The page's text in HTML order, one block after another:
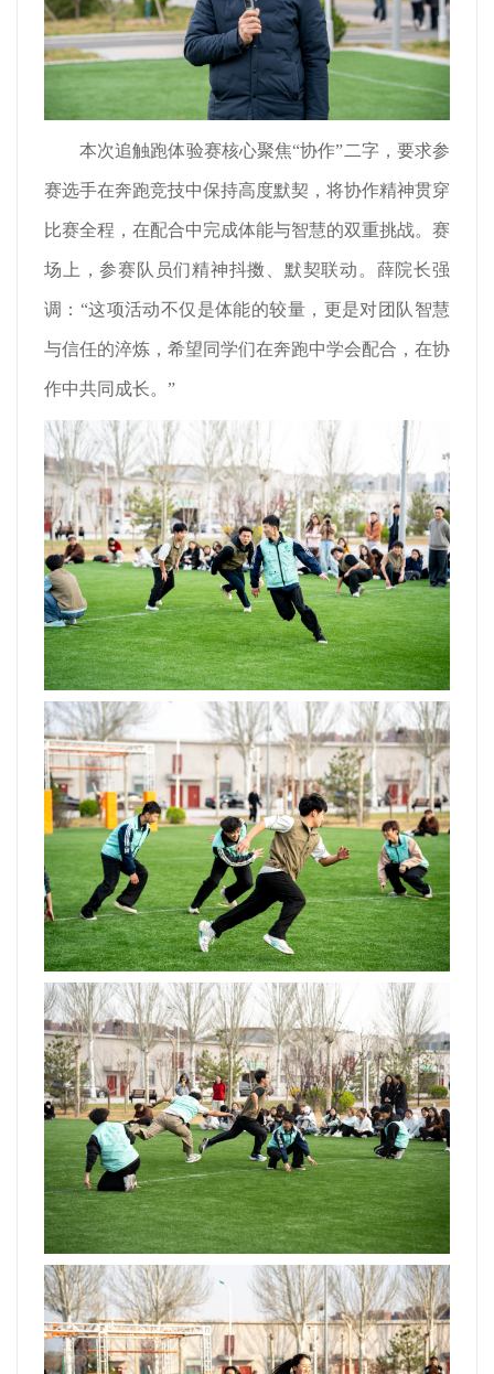
本次追触跑体验赛核心聚焦“协作”二字，要求参
赛选手在奔跑竞技中保持高度默契，将协作精神贯穿
比赛全程，在配合中完成体能与智慧的双重挑战。赛
场上，参赛队员们精神抖擞、默契联动。薛院长强
调：“这项活动不仅是体能的较量，更是对团队智慧
与信任的淬炼，希望同学们在奔跑中学会配合，在协
作中共同成长。”